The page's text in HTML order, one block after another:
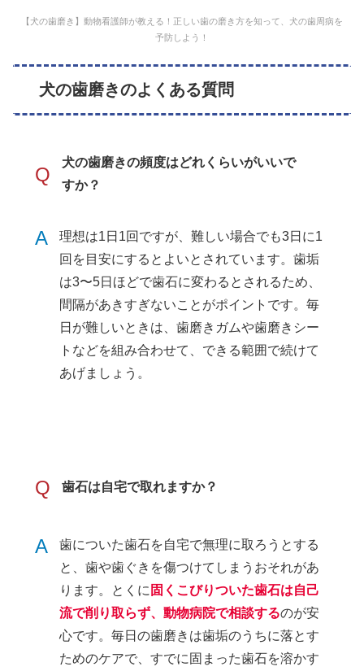
【犬の歯磨き】動物看護師が教える！正しい歯の磨き方を知って、犬の歯周病を
予防しよう！
犬の歯磨きのよくある質問
Q
犬の歯磨きの頻度はどれくらいがいいで
すか？
A
理想は1日1回ですが、難しい場合でも3日に1
回を目安にするとよいとされています。歯垢
は3〜5日ほどで歯石に変わるとされるため、
間隔があきすぎないことがポイントです。毎
日が難しいときは、歯磨きガムや歯磨きシー
トなどを組み合わせて、できる範囲で続けて
あげましょう。
Q 歯石は自宅で取れますか？
A
歯についた歯石を自宅で無理に取ろうとする
と、歯や歯ぐきを傷つけてしまうおそれがあ
ります。とくに 固くこびりついた歯石は自己
流で削り取らず、動物病院で相談するのが安
心です。毎日の歯磨きは歯垢のうちに落とす
ためのケアで、すでに固まった歯石を溶かす